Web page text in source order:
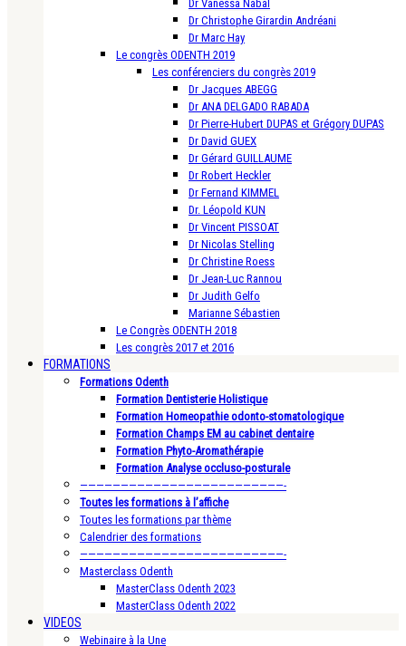
Dr Vanessa Nabal
Dr Christophe Girardin Andréani
Dr Marc Hay
Le congrès ODENTH 2019
Les conférenciers du congrès 2019
Dr Jacques ABEGG
Dr ANA DELGADO RABADA
Dr Pierre-Hubert DUPAS et Grégory DUPAS
Dr David GUEX
Dr Gérard GUILLAUME
Dr Robert Heckler
Dr Fernand KIMMEL
Dr. Léopold KUN
Dr Vincent PISSOAT
Dr Nicolas Stelling
Dr Christine Roess
Dr Jean-Luc Rannou
Dr Judith Gelfo
Marianne Sébastien
Le Congrès ODENTH 2018
Les congrès 2017 et 2016
FORMATIONS
Formations Odenth
Formation Dentisterie Holistique
Formation Homeopathie odonto-stomatologique
Formation Champs EM au cabinet dentaire
Formation Phyto-Aromathérapie
Formation Analyse occluso-posturale
—————————————————————————-
Toutes les formations à l’affiche
Toutes les formations par thème
Calendrier des formations
—————————————————————————-
Masterclass Odenth
MasterClass Odenth 2023
MasterClass Odenth 2022
VIDEOS
Webinaire à la Une